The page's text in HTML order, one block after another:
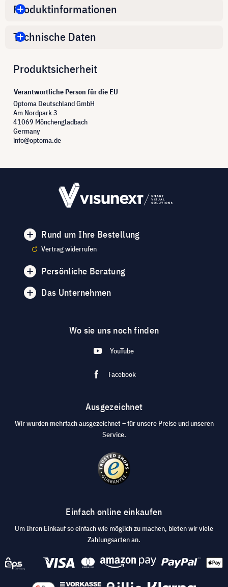
Produktinformationen
Technische Daten
Produktsicherheit
Verantwortliche Person für die EU
Optoma Deutschland GmbH
Am Nordpark 3
41069 Mönchengladbach
Germany
info@optoma.de
Rund um Ihre Bestellung
Vertrag widerrufen
Persönliche Beratung
Das Unternehmen
Wo sie uns noch finden
YouTube
Facebook
Ausgezeichnet
Wir wurden mehrfach ausgezeichnet – für unsere Preise und unseren
Service.
Einfach online einkaufen
Um Ihren Einkauf so einfach wie möglich zu machen, bieten wir viele
Zahlungsarten an.